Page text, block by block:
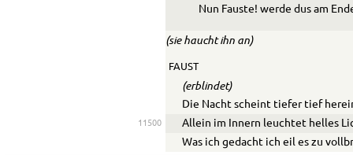
Nun Fauste! werde dus am
(sie haucht ihn an)
FAUST
(erblindet)
Die Nacht scheint tiefer tief
11500
Allein im Innern leuchtet helles
Was ich gedacht ich eil es zu